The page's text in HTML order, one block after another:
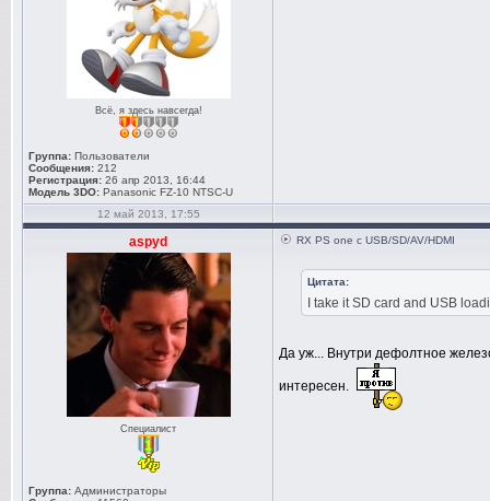
Всё, я здесь навсегда!
Группа: Пользователи
Сообщения: 212
Регистрация: 26 апр 2013, 16:44
Модель 3DO: Panasonic FZ-10 NTSC-U
12 май 2013, 17:55
aspyd
Специалист
Группа: Администраторы
RX PS one c USB/SD/AV/HDMI
Цитата:
I take it SD card and USB
Да уж... Внутри дефолтное
интересен.